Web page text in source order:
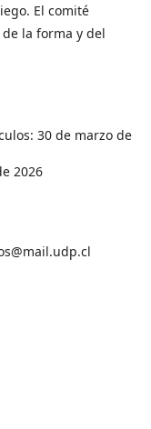
El comité
la forma y del
30 de marzo de
2026